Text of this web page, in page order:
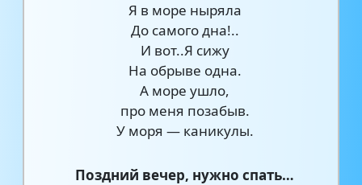
Я в море ныряла
До самого дна!..
И вот..Я сижу
На обрыве одна.
А море ушло,
про меня позабыв.
У моря — каникулы.
Поздний вечер, нужно спать…